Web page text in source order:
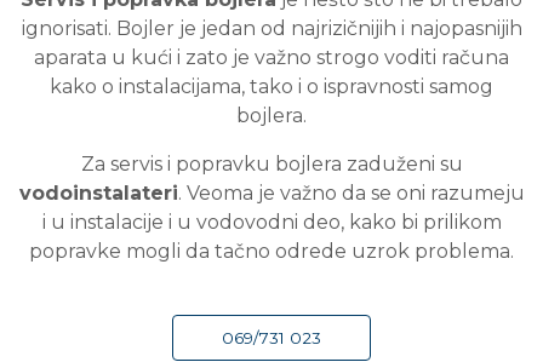
ignorisati. Bojler je jedan od najrizičnijih i najopasnijih
aparata u kući i zato je važno strogo voditi računa
kako o instalacijama, tako i o ispravnosti samog
bojlera.
Za servis i popravku bojlera zaduženi su
vodoinstalateri. Veoma je važno da se oni razumeju
i u instalacije i u vodovodni deo, kako bi prilikom
popravke mogli da tačno odrede uzrok problema.
069/731 023